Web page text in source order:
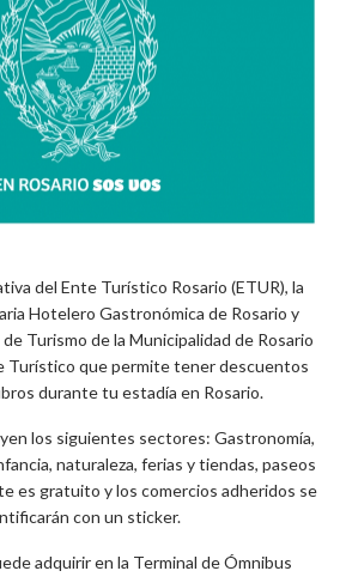
del Ente Turístico Rosario (ETUR), la
Hotelero Gastronómica de Rosario y
Turismo de la Municipalidad de Rosario
Turístico que permite tener descuentos
durante tu estadía en Rosario.
los siguientes sectores: Gastronomía,
naturaleza, ferias y tiendas, paseos
es gratuito y los comercios adheridos se
con un sticker.
adquirir en la Terminal de Ómnibus